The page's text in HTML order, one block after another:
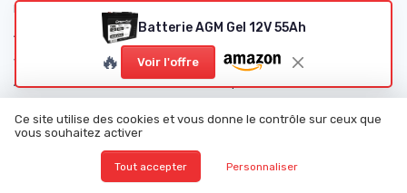
Batterie AGM Gel 12V 55Ah
🔥 Voir l'offre
Février 2025
Avril 2025
Mai 2025
Juin 2025
Juillet 2025
Août 2025
Décembre 2025
Ce site utilise des cookies et vous donne le contrôle sur ceux que
vous souhaitez activer
Tout accepter Personnaliser